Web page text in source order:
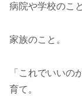
病院や学校のこと
家族のこと。
「これでいい
育て。